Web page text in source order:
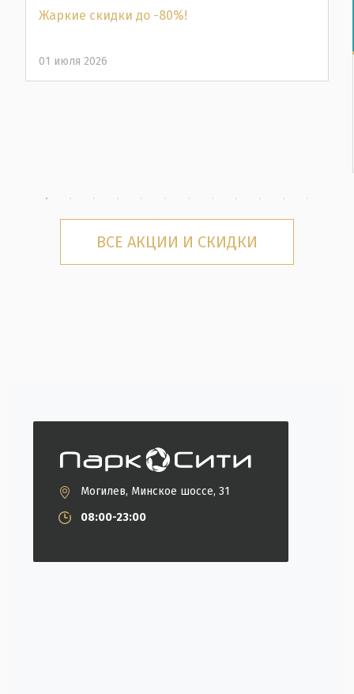
Жаркие скидки до -80%!
01 июля 2026
ВСЕ АКЦИИ И СКИДКИ
Могилев, Минское шоссе, 31
08:00-23:00